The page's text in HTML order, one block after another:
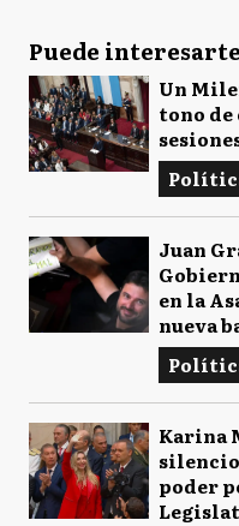
Puede interesarte
Un
tono de
Juan
en la
nueva
Karina
poder